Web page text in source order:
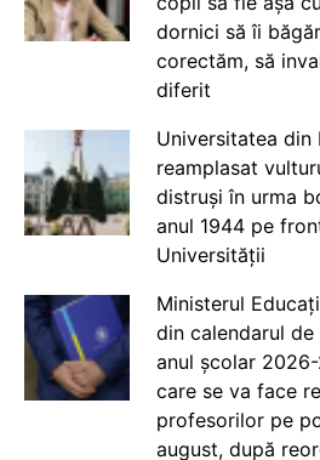
dornici să îi
corectăm, să
diferit
Universitatea din
reamplasat
distruși în urma
anul 1944 pe
Universității
Ministerul
din calendarul
anul școlar
care se va face
profesorilor pe
august, după